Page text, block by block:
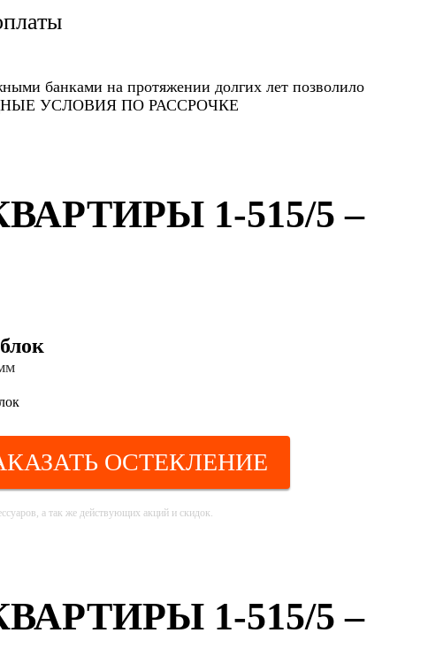
банками на протяжении долгих лет позволило
УСЛОВИЯ ПО РАССРОЧКЕ
1-515/5 –
ОСТЕКЛЕНИЕ
а так же действующих акций и скидок.
1-515/5 –